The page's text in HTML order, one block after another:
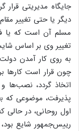
جایگاه مدیریتی
دیگر ‌یا حتی تغییر
مسلم آن است که یا
تغییر وی بر اساس
به روی کار آمدن دولت
چون قرار است کار‌ها
اتخاذ گردد، نصب‌ها
پذیرفت، موضوعی که
اول روحانی، در حالی
رییس‌جمهور شایع